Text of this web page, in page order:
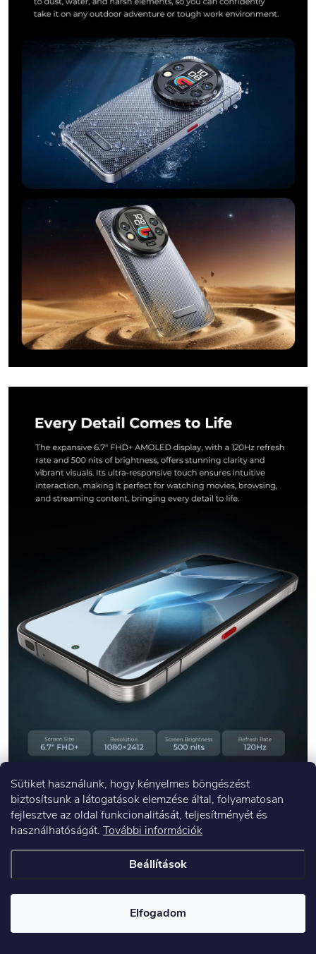
Sütiket használunk, hogy kényelmes böngészést
biztosítsunk a látogatások elemzése által, folyamatosan
fejlesztve az oldal funkcionalitását, teljesítményét és
használhatóságát. További információk
Beállítások
Elfogadom
Vita
Kapcsolódó termékek